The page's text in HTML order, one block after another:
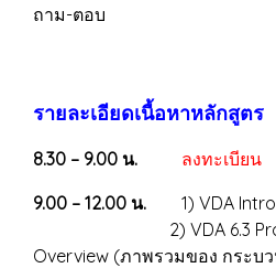
ถาม-ตอบ
รายละเอียดเนื้อหาหลักสูตร
8.30 – 9.00 น.
ลงทะเบียน
9.00 – 12.00 น. 1) VDA
2) VDA 6.3
Overview (ภาพรวมของ กระบ